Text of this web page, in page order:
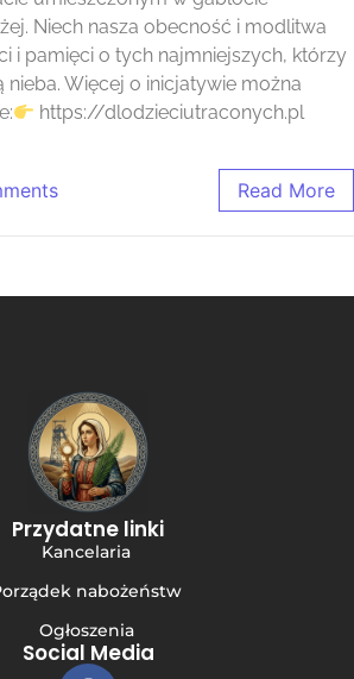
Niech nasza obecność i modlitwa
i pamięci o tych najmniejszych, którzy
nieba. Więcej o inicjatywie można
https://dlodzieciutraconych.pl
Read More
Przydatne linki
Kancelaria
nabożeństw
Ogłoszenia
Social Media